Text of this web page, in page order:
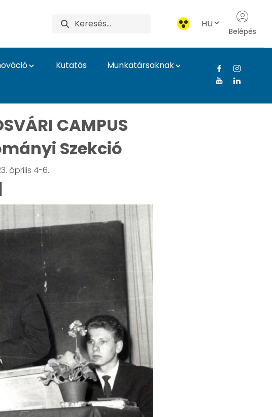
HU
Belépés
Kutatás
Munkatársaknak
Élettudományi Egyetem
CAMPUS
Szekció
április 4-6.